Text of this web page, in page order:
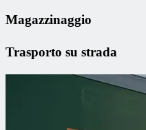
Magazzinaggio
Trasporto su strada